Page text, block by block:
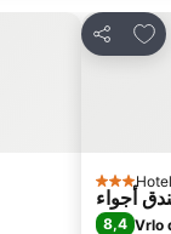
Deli
3 Hotel
8,4 Vrlo